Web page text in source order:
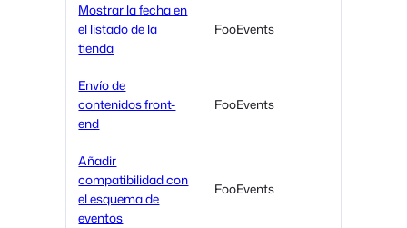
Mostrar la fecha en
el listado de la
tienda
FooEvents
Envío de
contenidos front-
end
FooEvents
Añadir
compatibilidad con
el esquema de
eventos
FooEvents